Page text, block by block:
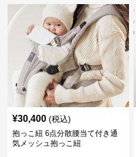
¥30,400 (税込)
抱っこ紐 6点分散腰当て付き通
気メッシュ抱っこ紐